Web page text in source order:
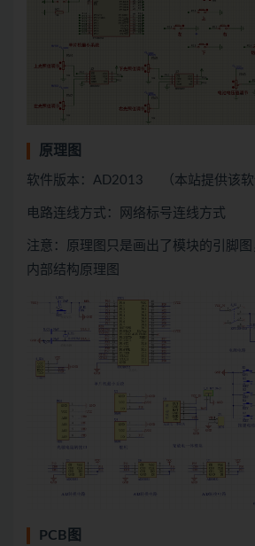
原理图
软件版本：AD2013 （本站提供该软
电路连线方式：网络标号连线方式
注意：原理图只是画出了模块的引脚
内部结构原理图
PCB图